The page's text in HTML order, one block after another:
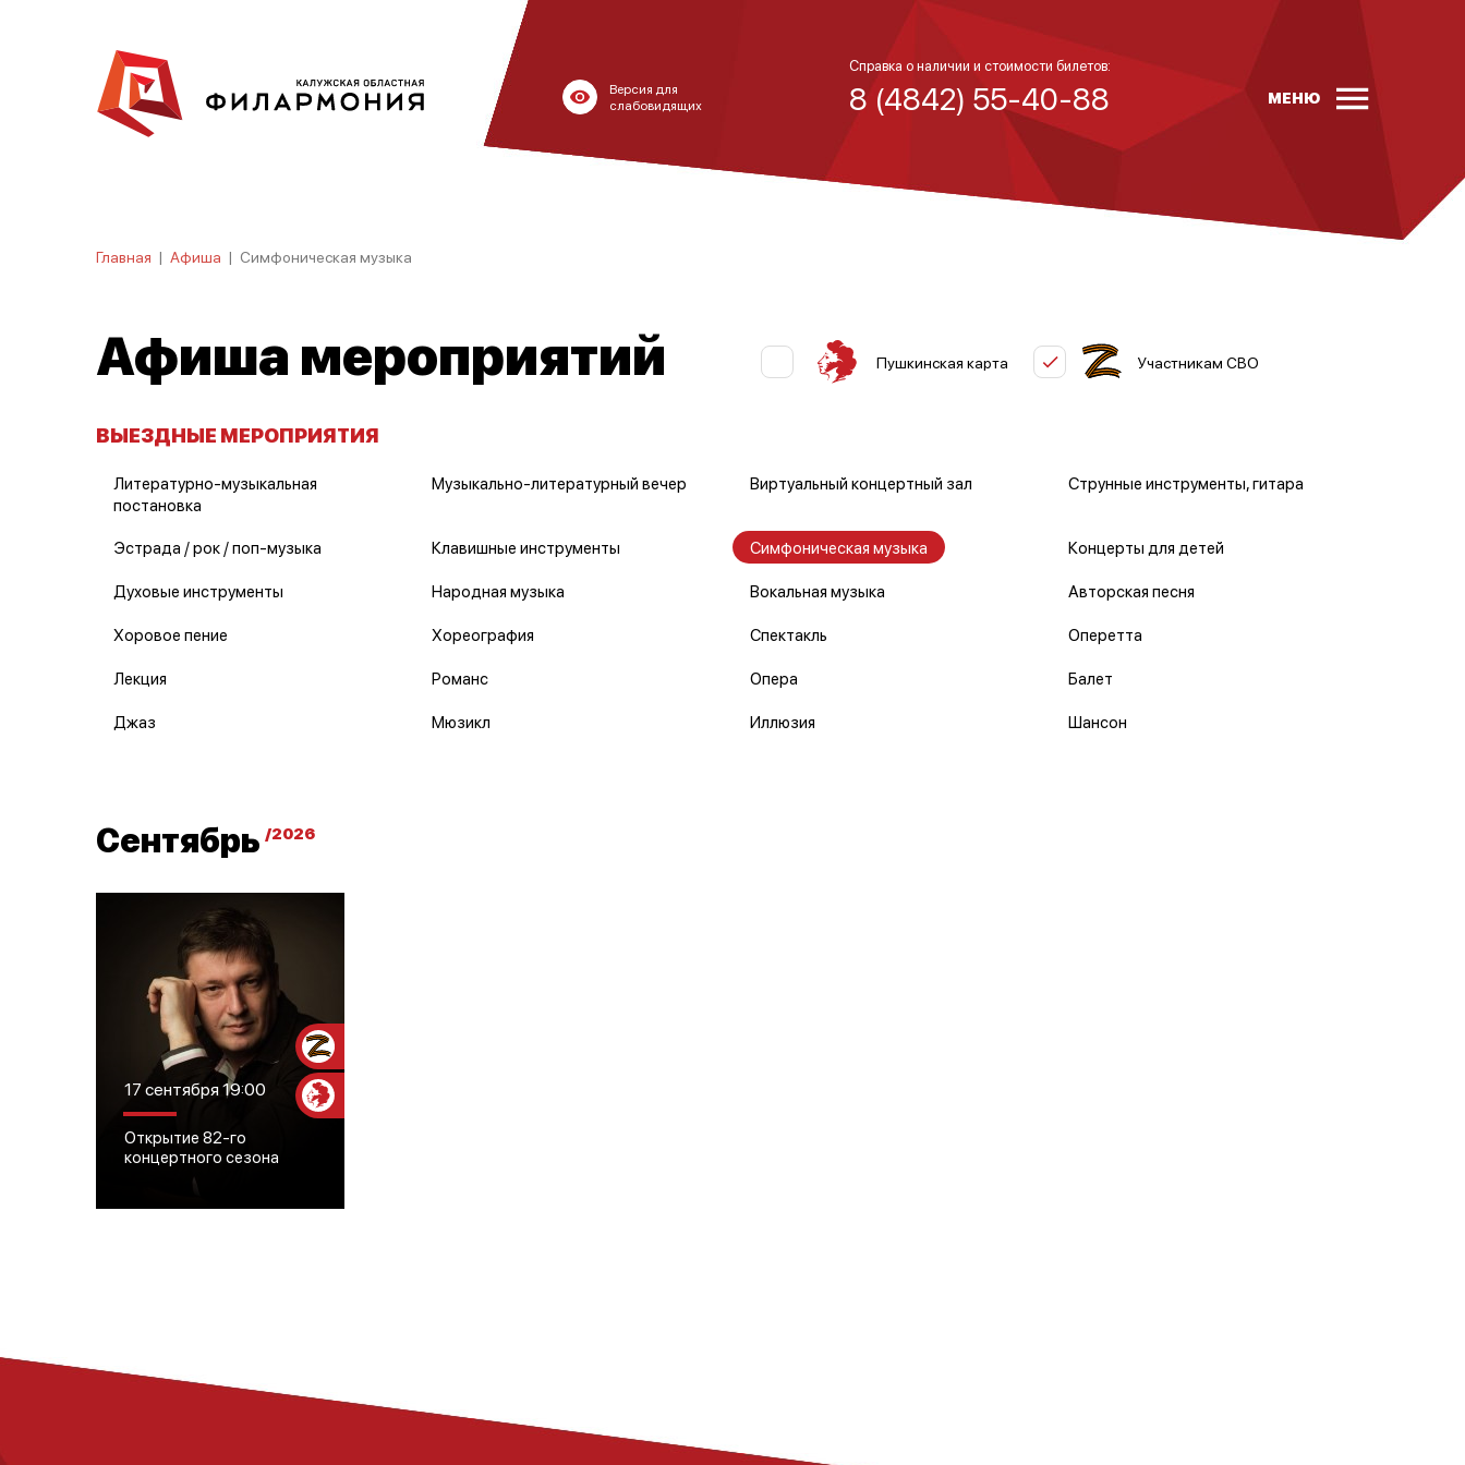
Версия для
слабовидящих
Справка о наличии и стоимости билетов:
8 (4842) 55-40-88 МЕНЮ
Главная | Афиша | Симфоническая музыка
Афиша мероприятий
ВЫЕЗДНЫЕ МЕРОПРИЯТИЯ
Пушкинская карта Участникам СВО
Литературно-музыкальная
постановка
Музыкально-литературный вечер Виртуальный концертный зал Струнные инструменты, гитара
Эстрада / рок / поп-музыка Клавишные инструменты Симфоническая музыка
Концерты для детей
Духовые инструменты
Народная музыка Вокальная музыка
Авторская песня
Хоровое пение
Хореография Спектакль
Оперетта
Лекция
Романс Опера
Балет
Джаз
Мюзикл Иллюзия Шансон
Сентябрь /2026
17 сентября 19:00
Открытие 82-го
концертного сезона